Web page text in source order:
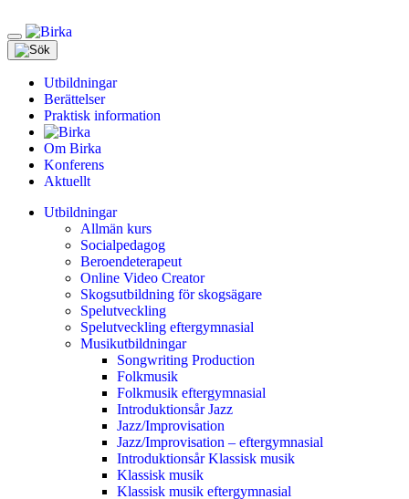
Meny
Utbildningar
Berättelser
Praktisk information
Om Birka
Konferens
Aktuellt
Utbildningar
Allmän kurs
Socialpedagog
Beroendeterapeut
Online Video Creator
Skogsutbildning för skogsägare
Spelutveckling
Spelutveckling eftergymnasial
Musikutbildningar
Songwriting Production
Folkmusik
Folkmusik eftergymnasial
Introduktionsår Jazz
Jazz/Improvisation
Jazz/Improvisation – eftergymnasial
Introduktionsår Klassisk musik
Klassisk musik
Klassisk musik eftergymnasial